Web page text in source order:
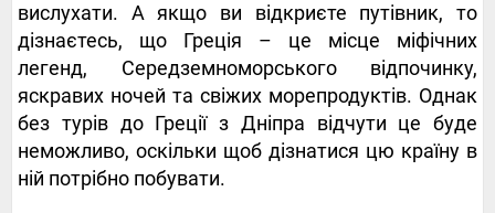
вислухати. А якщо ви відкриєте путівник, то
дізнаєтесь, що Греція – це місце міфічних
легенд, Середземноморського відпочинку,
яскравих ночей та свіжих морепродуктів. Однак
без турів до Греції з Дніпра відчути це буде
неможливо, оскільки щоб дізнатися цю країну в
ній потрібно побувати.